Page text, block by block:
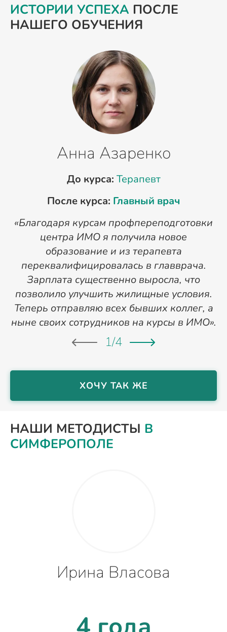
ИСТОРИИ УСПЕХА ПОСЛЕ
НАШЕГО ОБУЧЕНИЯ
Анна Азаренко
До курса: Терапевт
После курса: Главный врач
«Благодаря курсам профпереподготовки
центра ИМО я получила новое
образование и из терапевта
переквалифицировалась в главврача.
Зарплата существенно выросла, что
позволило улучшить жилищные условия.
Теперь отправляю всех бывших коллег, а
ныне своих сотрудников на курсы в ИМО».
1/4
ХОЧУ ТАК ЖЕ
НАШИ МЕТОДИСТЫ В
СИМФЕРОПОЛЕ
Ирина Власова